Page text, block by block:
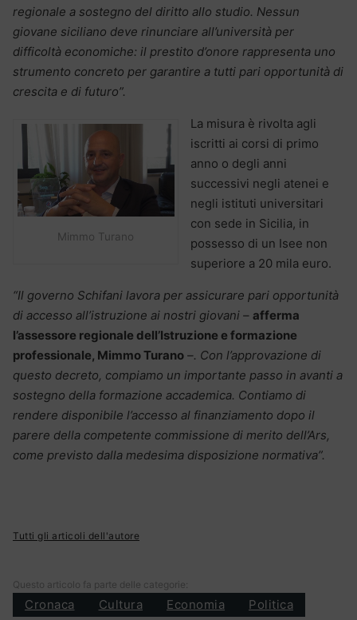
regionale a sostegno del diritto allo studio. Nessun
giovane siciliano deve rinunciare all’università per
difficoltà economiche: il prestito d’onore rappresenta uno
strumento concreto per garantire a tutti pari opportunità di
crescita e di futuro”.
Mimmo Turano
La misura è rivolta agli
iscritti ai corsi di primo
anno o degli anni
successivi negli atenei e
negli istituti universitari
con sede in Sicilia, in
possesso di un Isee non
superiore a 20 mila euro.
“Il governo Schifani lavora per assicurare pari opportunità
di accesso all’istruzione ai nostri giovani – afferma
l’assessore regionale dell’Istruzione e formazione
professionale, Mimmo Turano –. Con l’approvazione di
questo decreto, compiamo un importante passo in avanti a
sostegno della formazione accademica. Contiamo di
rendere disponibile l’accesso al finanziamento dopo il
parere della competente commissione di merito dell’Ars,
come previsto dalla medesima disposizione normativa”.
Tutti gli articoli dell'autore
Questo articolo fa parte delle categorie:
Cronaca Cultura Economia Politica